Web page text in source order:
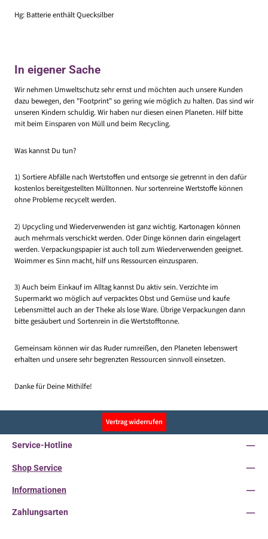
Hg: Batterie enthält Quecksilber
In eigener Sache
Wir nehmen Umweltschutz sehr ernst und möchten auch unsere Kunden
dazu bewegen, den "Footprint" so gering wie möglich zu halten. Das sind wir
unseren Kindern schuldig. Wir haben nur diesen einen Planeten. Hilf bitte
mit beim Einsparen von Müll und beim Recycling.
Was kannst Du tun?
1) Sortiere Abfälle nach Wertstoffen und entsorge sie getrennt in den dafür
kostenlos bereitgestellten Mülltonnen. Nur sortenreine Wertstoffe können
ohne Probleme recycelt werden.
2) Upcycling und Wiederverwenden ist ganz wichtig. Kartonagen können
auch mehrmals verschickt werden. Oder Dinge können darin eingelagert
werden. Verpackungspapier ist auch toll zum Wiederverwenden geeignet.
Woimmer es Sinn macht, hilf uns Ressourcen einzusparen.
3) Auch beim Einkauf im Alltag kannst Du aktiv sein. Verzichte im
Supermarkt wo möglich auf verpacktes Obst und Gemüse und kaufe
Lebensmittel auch an der Theke als lose Ware. Übrige Verpackungen dann
bitte gesäubert und Sortenrein in die Wertstofftonne.
Gemeinsam können wir das Ruder rumreißen, den Planeten lebenswert
erhalten und unsere sehr begrenzten Ressourcen sinnvoll einsetzen.
Danke für Deine Mithilfe!
Vertrag widerrufen
Service-Hotline
Shop Service
Informationen
Zahlungsarten